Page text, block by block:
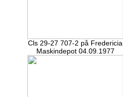
Cls 29-27 707-2 på Fredericia
Maskindepot 04.09.1977